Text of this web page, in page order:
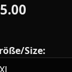
Size: